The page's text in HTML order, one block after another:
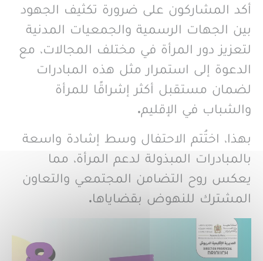
أكد المشاركون على ضرورة تكثيف الجهود
بين الجهات الرسمية والجمعيات المدنية
لتعزيز دور المرأة في مختلف المجالات، مع
الدعوة إلى استمرار مثل هذه المبادرات
لضمان مستقبل أكثر إشراقًا للمرأة
والشباب في الإقليم.
بهذا، اختُتم الاحتفال وسط إشادة واسعة
بالمبادرات المبذولة لدعم المرأة، مما
يعكس روح التضامن المجتمعي والتعاون
المشترك للنهوض بقضاياها.